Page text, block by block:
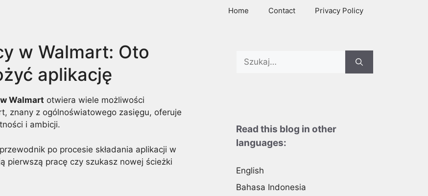
Home Contact Privacy Policy
w Walmart: Oto
aplikację
Walmart otwiera wiele możliwości
znany z ogólnoświatowego zasięgu, oferuje
i ambicji.
po procesie składania aplikacji w
pierwszą pracę czy szukasz nowej ścieżki
Search
for:
Read this blog in other
languages:
English
Bahasa Indonesia